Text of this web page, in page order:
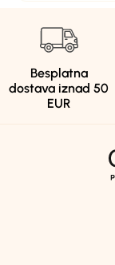
Besplatna
dostava iznad 50
EUR